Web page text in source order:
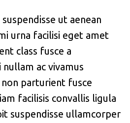
ut aenean
urna facilisi eget amet
class fusce a
ac vivamus
parturient fusce
facilisis convallis ligula
suspendisse ullamcorper